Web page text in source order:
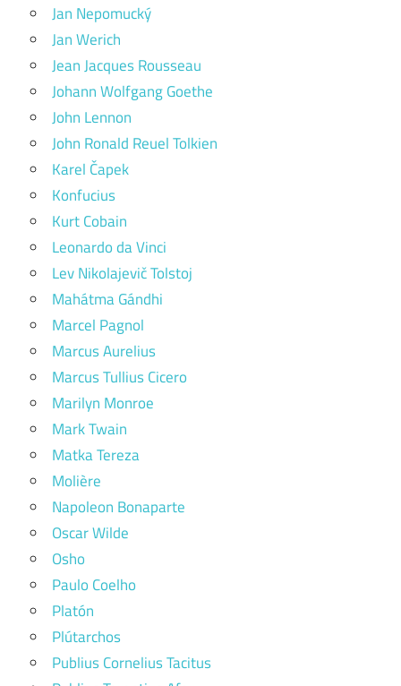
Jan Nepomucký
Jan Werich
Jean Jacques Rousseau
Johann Wolfgang Goethe
John Lennon
John Ronald Reuel Tolkien
Karel Čapek
Konfucius
Kurt Cobain
Leonardo da Vinci
Lev Nikolajevič Tolstoj
Mahátma Gándhi
Marcel Pagnol
Marcus Aurelius
Marcus Tullius Cicero
Marilyn Monroe
Mark Twain
Matka Tereza
Molière
Napoleon Bonaparte
Oscar Wilde
Osho
Paulo Coelho
Platón
Plútarchos
Publius Cornelius Tacitus